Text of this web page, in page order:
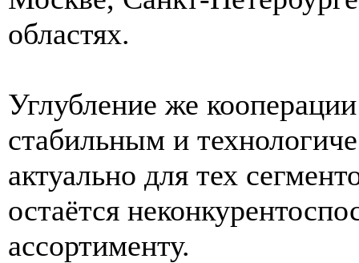
областях.
Углубление же
стабильным и
актуально для тех
остаётся
ассортименту.